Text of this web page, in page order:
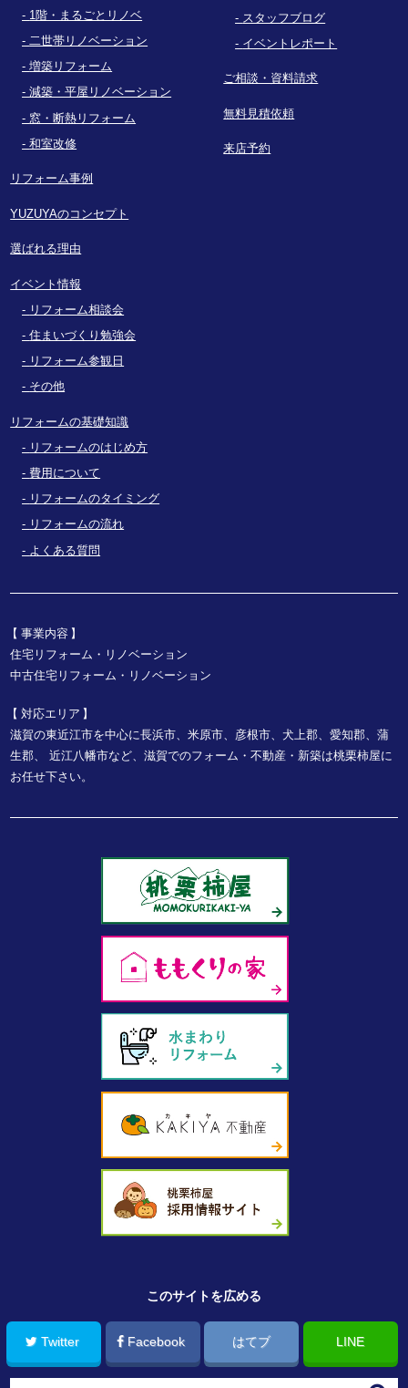
1階・まるごとリノベ
二世帯リノベーション
増築リフォーム
減築・平屋リノベーション
窓・断熱リフォーム
和室改修
リフォーム事例
YUZUYAのコンセプト
選ばれる理由
イベント情報
リフォーム相談会
住まいづくり勉強会
リフォーム参観日
その他
リフォームの基礎知識
リフォームのはじめ方
費用について
リフォームのタイミング
リフォームの流れ
よくある質問
スタッフブログ
イベントレポート
ご相談・資料請求
無料見積依頼
来店予約
事業内容
住宅リフォーム・リノベーション
中古住宅リフォーム・リノベーション
対応エリア
滋賀の東近江市を中心に長浜市、米原市、彦根市、犬上郡、愛知郡、蒲
生郡、
近江八幡市など、滋賀でのフォーム・不動産・新築は桃栗柿屋に
お任せ下さい。
このサイトを広める
Twitter Facebook はてブ LINE